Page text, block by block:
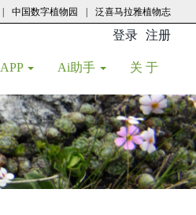
中国数字植物园 泛喜马拉雅植物志
登录 注册
APP Ai助手 关 于